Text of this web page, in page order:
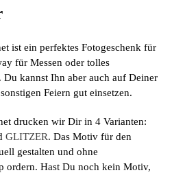
ist ein perfektes Fotogeschenk für
für Messen oder tolles
kannst Ihn aber auch auf Deiner
Feiern gut einsetzen.
drucken wir Dir in 4 Varianten:
GLITZER. Das Motiv für den
gestalten und ohne
ordern. Hast Du noch kein Motiv,